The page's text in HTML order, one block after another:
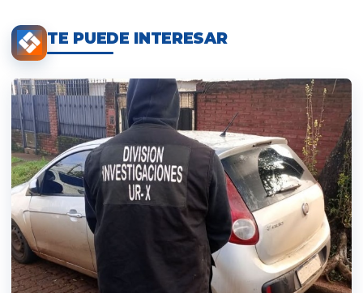
TE PUEDE INTERESAR